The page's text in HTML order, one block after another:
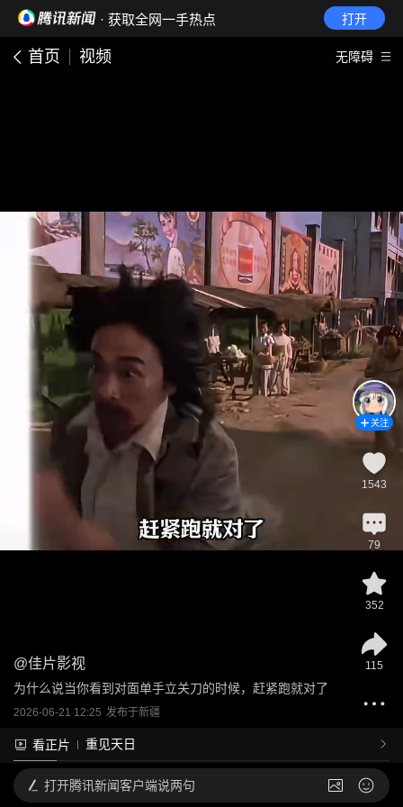
· 获取全网一手热点 打开
首页 视频 无障碍
@佳片影视
为什么说当你看到对面单手立关刀的时候，赶紧跑就对了
2026-06-21 12:25 发布于新疆
看正片 重见天日
关注
1543
79
352
115
打开腾讯新闻客户端说两句